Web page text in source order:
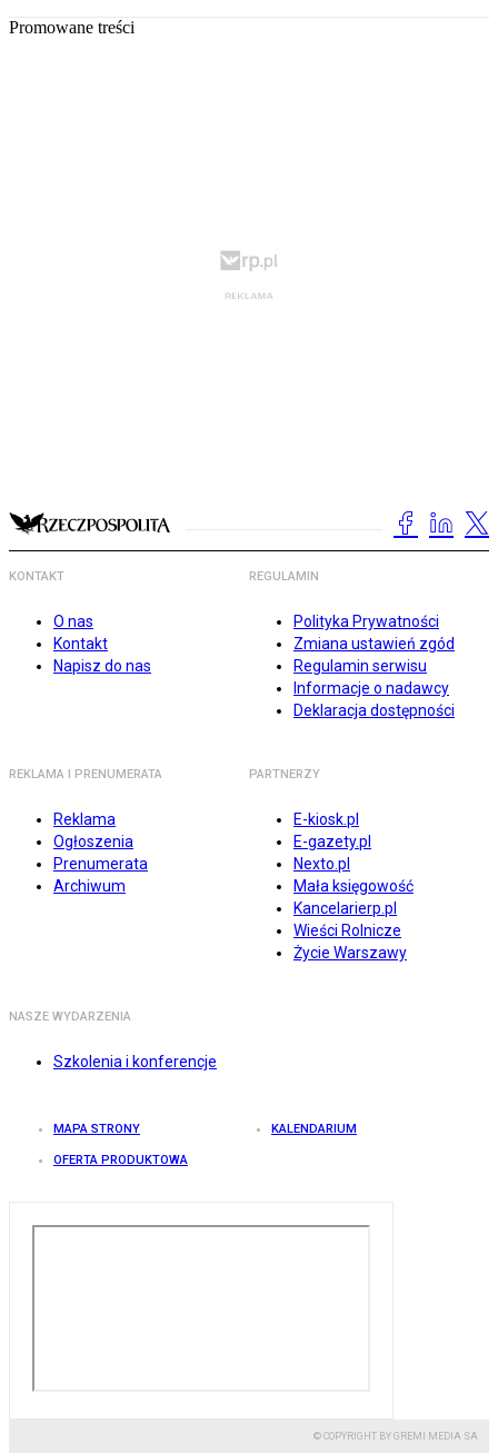
Promowane treści
KONTAKT
O nas
Kontakt
Napisz do nas
REGULAMIN
Polityka Prywatności
Zmiana ustawień zgód
Regulamin serwisu
Informacje o nadawcy
Deklaracja dostępności
REKLAMA I PRENUMERATA
Reklama
Ogłoszenia
Prenumerata
Archiwum
PARTNERZY
E-kiosk.pl
E-gazety.pl
Nexto.pl
Mała księgowość
Kancelarierp.pl
Wieści Rolnicze
Życie Warszawy
NASZE WYDARZENIA
Szkolenia i konferencje
MAPA STRONY KALENDARIUM
OFERTA PRODUKTOWA
© COPYRIGHT BY GREMI MEDIA SA